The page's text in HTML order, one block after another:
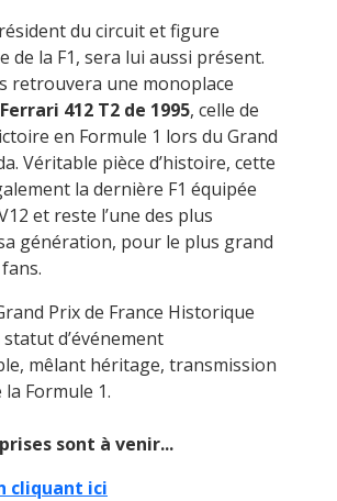
du circuit et figure
de la F1, sera lui aussi présent.
retrouvera une monoplace
Ferrari 412 T2 de 1995, celle de
en Formule 1 lors du Grand
Véritable pièce d’histoire, cette
la dernière F1 équipée
et reste l’une des plus
génération, pour le plus grand
Prix de France Historique
d’événement
mêlant héritage, transmission
Formule 1.
sont à venir...
cliquant ici